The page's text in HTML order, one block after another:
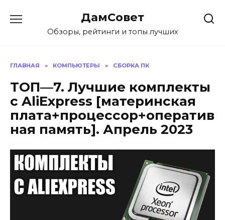
содержанию
ДамСовет
Обзоры, рейтинги и топы лучших
ГЛАВНАЯ » КОМПЬЮТЕРЫ » СБОРКА ПК
ТОП—7. Лучшие комплекты
с AliExpress [материнская
плата+процессор+оператив
ная память]. Апрель 2023